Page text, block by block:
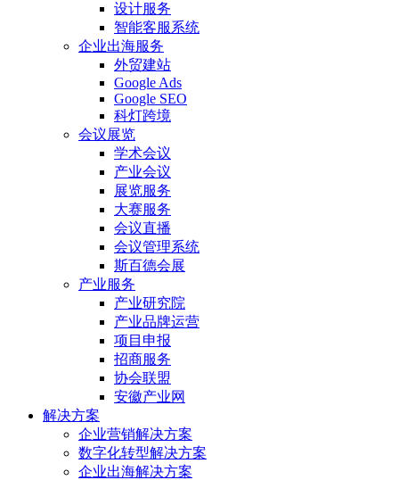
设计服务
智能客服系统
企业出海服务
外贸建站
Google Ads
Google SEO
科灯跨境
会议展览
学术会议
产业会议
展览服务
大赛服务
会议直播
会议管理系统
斯百德会展
产业服务
产业研究院
产业品牌运营
项目申报
招商服务
协会联盟
安徽产业网
解决方案
企业营销解决方案
数字化转型解决方案
企业出海解决方案